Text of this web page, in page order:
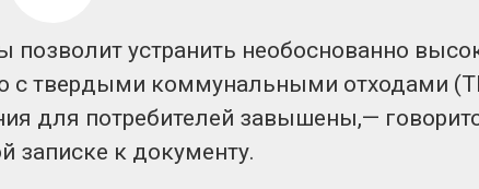
устранить необоснованно
с твердыми коммунальными отходами
для потребителей завышены,—
записке к документу.